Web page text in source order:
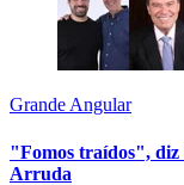
Grande Angular
"Fomos traídos", diz
Arruda